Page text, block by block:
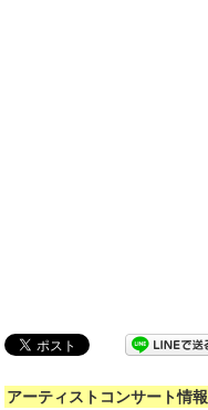
アーティストコンサート情報